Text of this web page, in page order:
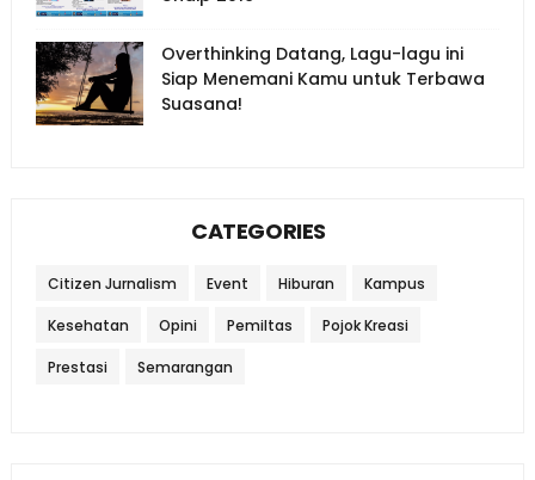
Overthinking Datang, Lagu-lagu ini
Siap Menemani Kamu untuk Terbawa
Suasana!
CATEGORIES
Citizen Jurnalism Event Hiburan Kampus
Kesehatan Opini Pemiltas Pojok Kreasi
Prestasi Semarangan